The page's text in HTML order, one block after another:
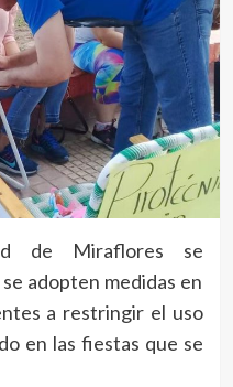
de Miraflores se
adopten medidas en
a restringir el uso
en las fiestas que se